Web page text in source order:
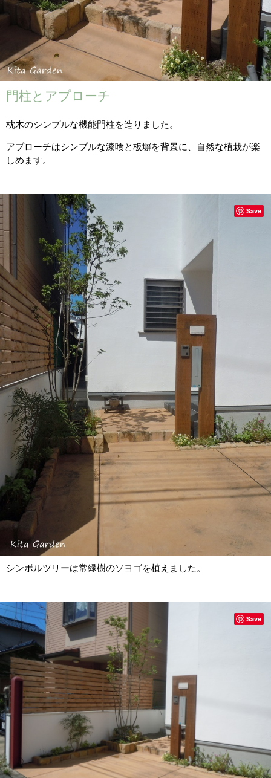
門柱とアプローチ
枕木のシンプルな機能門柱を造りました。
アプローチはシンプルな漆喰と板塀を背景に、自然な植栽が楽
しめます。
シンボルツリーは常緑樹のソヨゴを植えました。
Save
Save